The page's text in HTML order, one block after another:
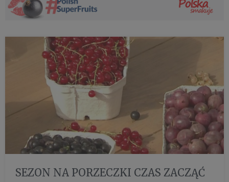
SEZON NA PORZECZKI CZAS ZACZĄĆ